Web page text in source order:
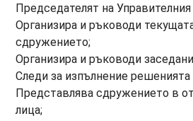
Председателят на
Организира и ръководи
сдружението;
Организира и ръководи
Следи за изпълнение
Представлява сдружението в
лица;